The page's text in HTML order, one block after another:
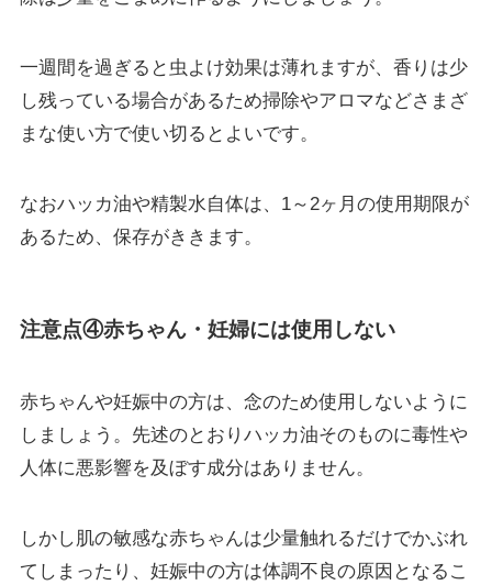
一週間を過ぎると虫よけ効果は薄れますが、 香りは少
し残っている場合があるため掃除やアロマなどさまざ
まな使い方で使い切るとよいです。
なおハッカ油や精製水自体は、1～2ヶ月の使用期限が
あるため、保存がききます。
注意点④赤ちゃん・妊婦には使用しない
赤ちゃんや妊娠中の方は、念のため使用しないように
しましょう。先述のとおりハッカ油そのものに毒性や
人体に悪影響を及ぼす成分はありません。
しかし肌の敏感な赤ちゃんは少量触れるだけでかぶれ
てしまったり 、妊娠中の方は体調不良の原因となるこ